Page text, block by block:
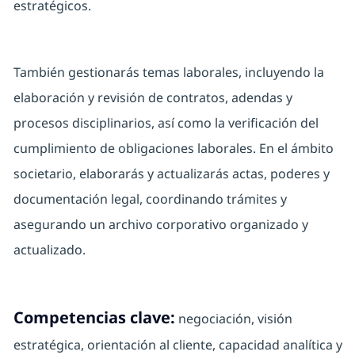
estratégicos.
También gestionarás temas laborales, incluyendo la
elaboración y revisión de contratos, adendas y
procesos disciplinarios, así como la verificación del
cumplimiento de obligaciones laborales. En el ámbito
societario, elaborarás y actualizarás actas, poderes y
documentación legal, coordinando trámites y
asegurando un archivo corporativo organizado y
actualizado.
Competencias clave: negociación, visión
estratégica, orientación al cliente, capacidad analítica y